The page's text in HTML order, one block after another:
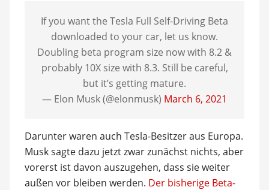
If you want the Tesla Full Self-Driving Beta
downloaded to your car, let us know.
Doubling beta program size now with 8.2 &
probably 10X size with 8.3. Still be careful,
but it’s getting mature.
— Elon Musk (@elonmusk) March 6, 2021
Darunter waren auch Tesla-Besitzer aus Europa.
Musk sagte dazu jetzt zwar zunächst nichts, aber
vorerst ist davon auszugehen, dass sie weiter
außen vor bleiben werden. Der bisherige Beta-